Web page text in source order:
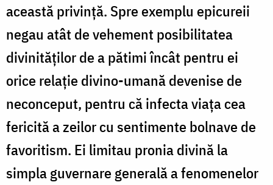
această privinţă. Spre exemplu epicureii
negau atât de vehement posibilitatea
divinităţilor de a pătimi încât pentru ei
orice relaţie divino-umană devenise de
neconceput, pentru că infecta viaţa cea
fericită a zeilor cu sentimente bolnave de
favoritism. Ei limitau pronia divină la
simpla guvernare generală a fenomenelor